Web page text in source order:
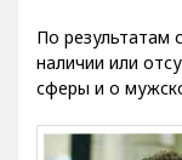
По результатам
наличии или
сферы и о